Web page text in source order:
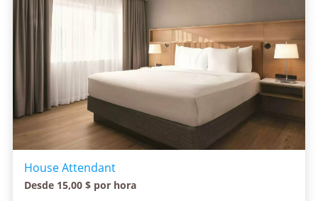
House Attendant
Desde 15,00 $ por hora